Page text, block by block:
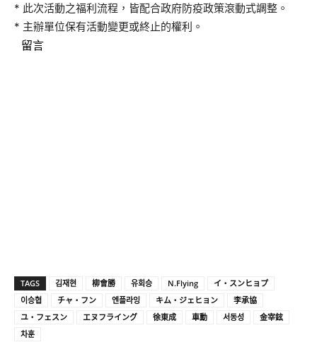
* 此次活動之福利流程，皆配合政府防疫政策滾動式調整。
* 主辦單位保有活動變更或終止的權利。
留言
TAGS 김재현 柳會勝 유회승 N.Flying
イ・スンヒョプ
이승협
チャ・フン 엔플라잉 キム・ジェヒョン
李承協
ユ・フェスン
エヌフライング 徐東成 車勳 서동성
金宰鉉
차훈